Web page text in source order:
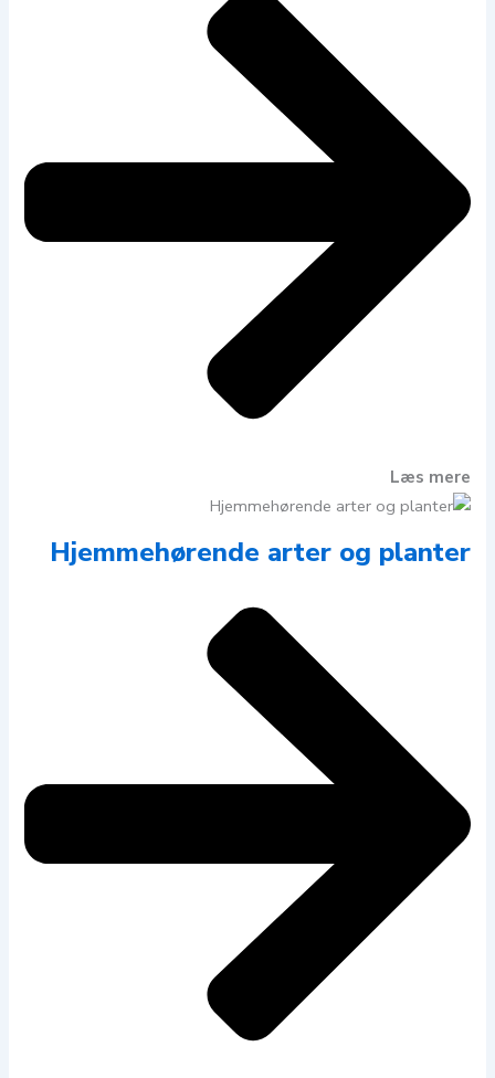
Læs mere
Hjemmehørende arter og planter